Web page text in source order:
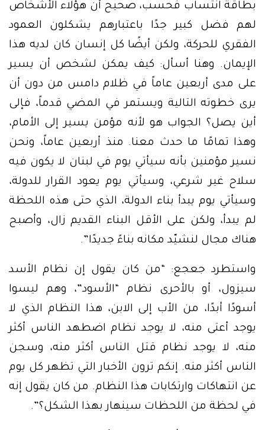
بطاقة انتساب فحسب، صحيح أن هؤلاء الأشخاص
لهم فضل كبير جدًا باعتبارهم يشكلون العمود
الفقري للحركة، ولكن أيضًا كل إنسان كان لديه هذا
الإيمان. وهنا أسأل: كيف يمكن لشخص أن يسير
على مدى أربعين عاماً في ظلام دامس من دون أن
يرى خطوته التالية ويستمر في المضي قدماً، فإلى
أين يصل؟ الجواب هو لأنه مؤمن يسير إلى الأمام،
وهذا تمامًا ما حدث معنا. منذ أربعين عاماً، ونحن
نسير مؤمنين بأنه سيأتي يوم في لبنان لا يكون فيه
سلاح غير شرعي، وسيأتي يوم يعود القرار للدولة،
وسيأتي يوم يبدأ بناء الدولة، الذي حتى هذه اللحظة
لم يبدأ، ولكن على الأقل البناء القديم زال، وأصبح
هناك مجال لنشيّد مكانه بناءً جديدًا”.
واستطرد جعجع: “من كان يقول إن نظام الأسد
سيزول، أو بالأحرى نظام “الأسود”، وهم ليسوا
أسودًا أبدًا، من الأب إلى الابن، هذا النظام الذي لا
يوجد أعتى منه، لا يوجد نظام اضطهد الناس أكثر
منه، لا يوجد نظام قتل الناس أكثر منه، وسجن
الناس أكثر منه. إنكم ترون الأخبار التي تظهر كل يوم
عن انتهاكات وارتكابات هذا النظام. من كان يقول إنه
في لحظة من اللحظات سينهار بهذا الشكل؟”.